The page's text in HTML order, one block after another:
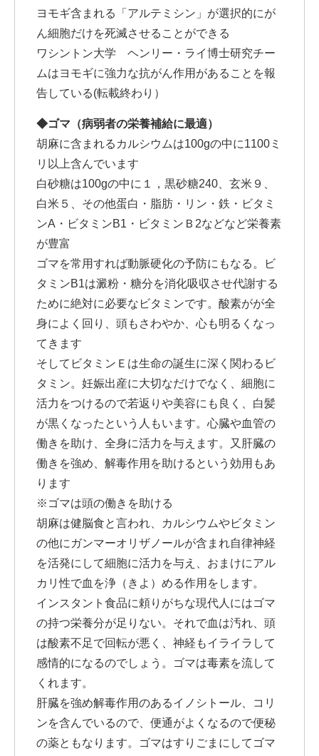
ヨモギ含まれる「アルテミシン」が選択的にが
ん細胞だけを死滅させることができる
ワシントン大学 ヘンリー・ライ博士研究チー
ムはヨモギに強力な抗がん作用があることを報
告している(転載終わり）
◆ゴマ（病弱者の栄養補給に最適）
胡麻に含まれるカルシウムは100gの中に1100ミ
リ以上含んでいます
白砂糖は100gの中に１，黒砂糖240、玄米９、
白米５、その他蛋白・脂肪・リン・鉄・ビタミ
ンA・ビタミンB1・ビタミンＢ2などなど栄養素
が豊富
ゴマを常用すれば動脈硬化の予防にもなる。ビ
タミンB1は澱粉・糖分を消化吸収させ代謝する
ために絶対に必要なビタミンです。酸素がが全
身によく回り、頭もさわやか、心も明るくなっ
てきます
そしてビタミンＥは生命の誕生に深く関わるビ
タミン。妊娠出産に大切なだけでなく、細胞に
活力をつけるので若返りや美容にも良く、白髪
が黒くなったという人もいます。心臓や血管の
働きを助け、全身に活力を与えます。又肝臓の
働きを強め、解毒作用を助けるという効用もあ
ります
※ゴマは頭の働きを助ける
胡麻は健脳食と言われ、カルシウムやビタミン
の他にガンマーオリザノールが含まれ自律神経
を活発にして細胞に活力を与え、おまけにアル
カリ性で血を浄（きよ）める作用をします。
インスタント食品に頼りがちな現代人にはゴマ
の持つ栄養分が足りない。それで血は汚れ、頭
は酸素不足で回転が悪く、神経もイライラして
感情的になるのでしょう。ゴマは毒素を流して
くれます。
肝臓を強め解毒作用のあるイノシトール、コリ
ンを含んでいるので、便通がよくなるので便秘
の薬ともなります。ゴマはすりごまにしてゴマ